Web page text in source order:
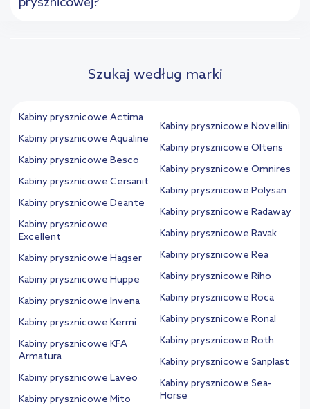
Szukaj według marki
Kabiny prysznicowe Actima
Kabiny prysznicowe Aqualine
Kabiny prysznicowe Besco
Kabiny prysznicowe Cersanit
Kabiny prysznicowe Deante
Kabiny prysznicowe
Excellent
Kabiny prysznicowe Hagser
Kabiny prysznicowe Huppe
Kabiny prysznicowe Invena
Kabiny prysznicowe Kermi
Kabiny prysznicowe KFA
Armatura
Kabiny prysznicowe Laveo
Kabiny prysznicowe Mito
Kabiny prysznicowe Novellini
Kabiny prysznicowe Oltens
Kabiny prysznicowe Omnires
Kabiny prysznicowe Polysan
Kabiny prysznicowe Radaway
Kabiny prysznicowe Ravak
Kabiny prysznicowe Rea
Kabiny prysznicowe Riho
Kabiny prysznicowe Roca
Kabiny prysznicowe Ronal
Kabiny prysznicowe Roth
Kabiny prysznicowe Sanplast
Kabiny prysznicowe Sea-
Horse